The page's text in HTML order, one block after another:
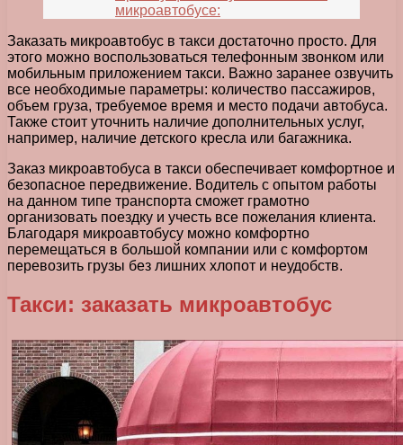
микроавтобусе:
Заказать микроавтобус в такси достаточно просто. Для
этого можно воспользоваться телефонным звонком или
мобильным приложением такси. Важно заранее озвучить
все необходимые параметры: количество пассажиров,
объем груза, требуемое время и место подачи автобуса.
Также стоит уточнить наличие дополнительных услуг,
например, наличие детского кресла или багажника.
Заказ микроавтобуса в такси обеспечивает комфортное и
безопасное передвижение. Водитель с опытом работы
на данном типе транспорта сможет грамотно
организовать поездку и учесть все пожелания клиента.
Благодаря микроавтобусу можно комфортно
перемещаться в большой компании или с комфортом
перевозить грузы без лишних хлопот и неудобств.
Такси: заказать микроавтобус